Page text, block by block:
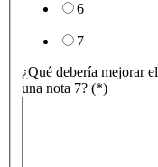
6
7
¿Qué debería mejorar
una nota 7? (*)